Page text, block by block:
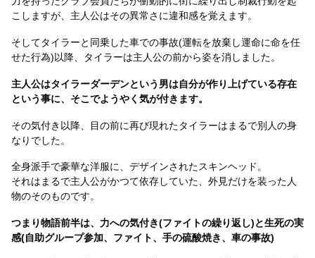
こしますが、主人公はその異常さに違和感を覚えます。
そしてタイラーと同乗した車での事故(運転を放棄し運命に命を任
せた行為)以降、タイラーは主人公の前から姿を消しました。
主人公はタイラーダーデンという男は自分が作り上げている存在
という事に、そこでようやく気が付きます。
その気付き以降、目の前に再び現れたタイラーはまるで別人の身
なりでした。
全身派手で豪華な洋服に、デザインされたスキンヘッド。
それはまるで主人公がかつて依存していた、外見だけを装った人
物のそのものです。
つまり物語前半は、力への気付き(ファイトの繰り返し)と生死の実
感(自助グループ参加、ファイト、手の硫酸焼き、車の事故)